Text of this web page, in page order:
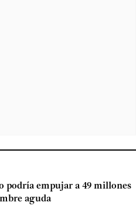
podría empujar a 49 millones
aguda